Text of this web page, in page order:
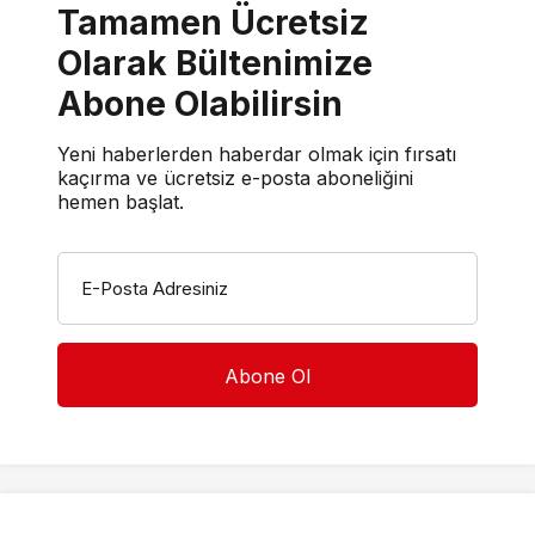
Tamamen Ücretsiz
Olarak Bültenimize
Abone Olabilirsin
Yeni haberlerden haberdar olmak için fırsatı
kaçırma ve ücretsiz e-posta aboneliğini
hemen başlat.
E-Posta Adresiniz